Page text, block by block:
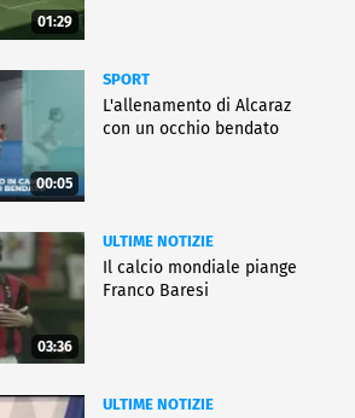
01:29
00:05
SPORT
L'allenamento di Alcaraz
con un occhio bendato
03:36
ULTIME NOTIZIE
Il calcio mondiale piange
Franco Baresi
ULTIME NOTIZIE